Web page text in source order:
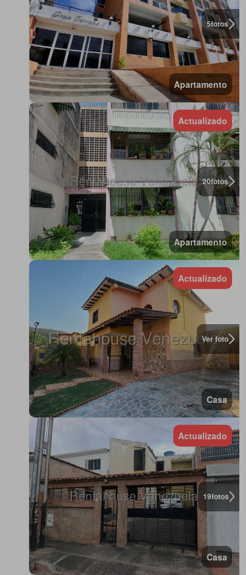
5fotos
Apartamento
20fotos
Actualizado
Apartamento
Ver foto
Actualizado
Casa
19fotos
Actualizado
Casa